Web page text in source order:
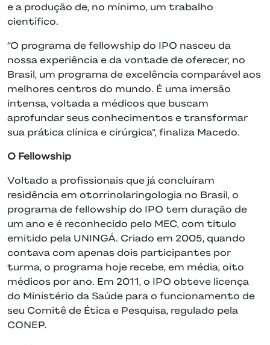
e a produção de, no mínimo, um trabalho
científico.
“O programa de fellowship do IPO nasceu da
nossa experiência e da vontade de oferecer, no
Brasil, um programa de excelência comparável aos
melhores centros do mundo. É uma imersão
intensa, voltada a médicos que buscam
aprofundar seus conhecimentos e transformar
sua prática clínica e cirúrgica”, finaliza Macedo.
O Fellowship
Voltado a profissionais que já concluíram
residência em otorrinolaringologia no Brasil, o
programa de fellowship do IPO tem duração de
um ano e é reconhecido pelo MEC, com título
emitido pela UNINGÁ. Criado em 2005, quando
contava com apenas dois participantes por
turma, o programa hoje recebe, em média, oito
médicos por ano. Em 2011, o IPO obteve licença
do Ministério da Saúde para o funcionamento de
seu Comitê de Ética e Pesquisa, regulado pela
CONEP.